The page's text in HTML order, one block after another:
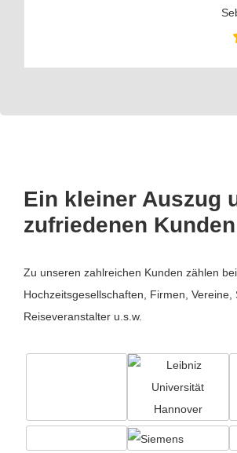
Ein kleiner Auszug
zufriedenen Kunden
Zu unseren zahlreichen Kunden zählen
Hochzeitsgesellschaften, Firmen, Vereine,
Reiseveranstalter u.s.w.